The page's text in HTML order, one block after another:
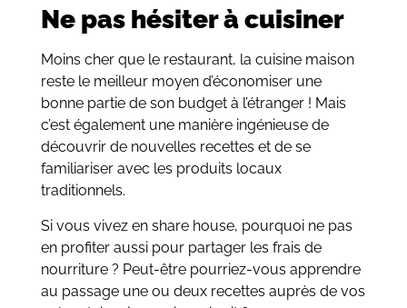
Ne pas hésiter à cuisiner
Moins cher que le restaurant, la cuisine maison
reste le meilleur moyen d’économiser une
bonne partie de son budget à l’étranger ! Mais
c’est également une manière ingénieuse de
découvrir de nouvelles recettes et de se
familiariser avec les produits locaux
traditionnels.
Si vous vivez en share house, pourquoi ne pas
en profiter aussi pour partager les frais de
nourriture ? Peut-être pourriez-vous apprendre
au passage une ou deux recettes auprès de vos